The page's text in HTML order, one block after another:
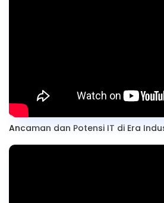
Ancaman dan Potensi IT di Era